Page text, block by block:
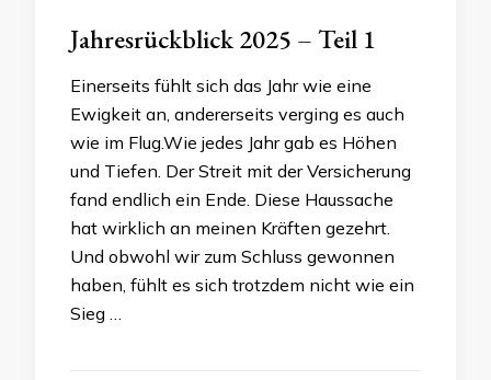
Jahresrückblick 2025 – Teil 1
Einerseits fühlt sich das Jahr wie eine
Ewigkeit an, andererseits verging es auch
wie im Flug.Wie jedes Jahr gab es Höhen
und Tiefen. Der Streit mit der Versicherung
fand endlich ein Ende. Diese Haussache
hat wirklich an meinen Kräften gezehrt.
Und obwohl wir zum Schluss gewonnen
haben, fühlt es sich trotzdem nicht wie ein
Sieg …